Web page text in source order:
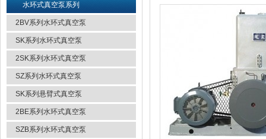
水环式真空泵系列
2BV系列水环式真空泵
SK系列水环式真空泵
2SK系列水环式真空泵
SZ系列水环式真空泵
SK系列悬臂式真空泵
2BE系列水环式真空泵
SZB系列水环式真空泵